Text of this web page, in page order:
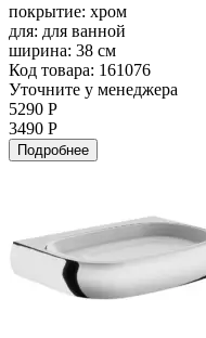
покрытие: хром
для: для ванной
ширина: 38 см
Код товара: 161076
Уточните у менеджера
5290 Р
3490 Р
Подробнее